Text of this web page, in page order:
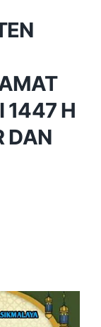
1447 H
DAN